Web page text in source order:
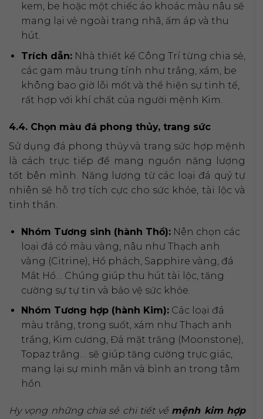
kem, be hoặc một chiếc áo khoác màu nâu sẽ
mang lại vẻ ngoài trang nhã, ấm áp và thu
hút.
Trích dẫn:Nhà thiết kế Công Trí từng chia sẻ,
các gam màu trung tính như trắng, xám, be
không bao giờ lỗi mốt và thể hiện sự tinh tế,
rất hợp với khí chất của người mệnh Kim.
4.4. Chọn màu đá phong thủy, trang sức
Sử dụng đá phong thủy và trang sức hợp mệnh
là cách trực tiếp để mang nguồn năng lượng
tốt bên mình. Năng lượng từ các loại đá quý tự
nhiên sẽ hỗ trợ tích cực cho sức khỏe, tài lộc và
tinh thần.
Nhóm Tương sinh (hành Thổ):Nên chọn các
loại đá có màu vàng, nâu như Thạch anh
vàng (Citrine), Hổ phách, Sapphire vàng, đá
Mắt Hổ… Chúng giúp thu hút tài lộc, tăng
cường sự tự tin và bảo vệ sức khỏe.
Nhóm Tương hợp (hành Kim):Các loại đá
màu trắng, trong suốt, xám như Thạch anh
trắng, Kim cương, Đá mặt trăng (Moonstone),
Topaz trắng… sẽ giúp tăng cường trực giác,
mang lại sự minh mẫn và bình an trong tâm
hồn.
Hy vọng những chia sẻ chi tiết về mệnh kim hợp